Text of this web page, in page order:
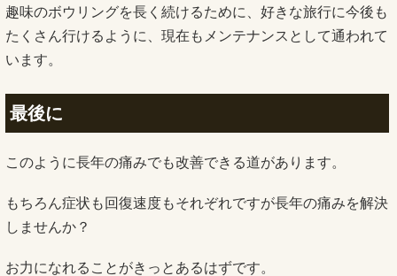
趣味のボウリングを長く続けるために、好きな旅行に今後も
たくさん行けるように、現在もメンテナンスとして通われて
います。
最後に
このように長年の痛みでも改善できる道があります。
もちろん症状も回復速度もそれぞれですが長年の痛みを解決
しませんか？
お力になれることがきっとあるはずです。